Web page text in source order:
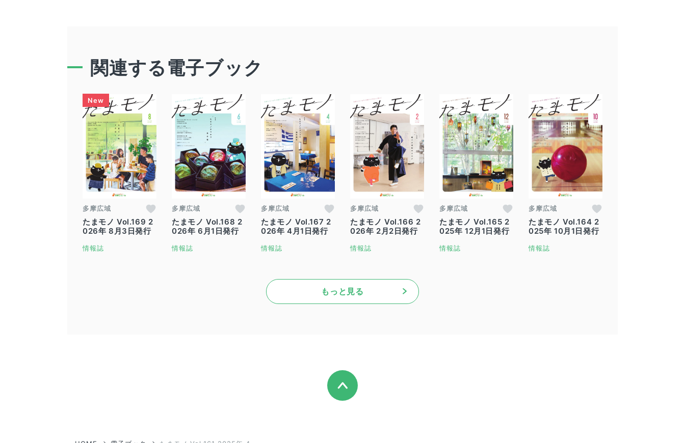
関連する電子ブック
多摩広域
たまモノ Vol.169 2
026年 8月3日発行
情報誌
多摩広域
たまモノ Vol.168 2
026年 6月1日発行
情報誌
多摩広域
たまモノ Vol.167 2
026年 4月1日発行
情報誌
多摩広域
たまモノ Vol.166 2
026年 2月2日発行
情報誌
多摩広域
たまモノ Vol.165 2
025年 12月1日発行
情報誌
多摩広域
たまモノ Vol.164 2
025年 10月1日発行
情報誌
もっと見る